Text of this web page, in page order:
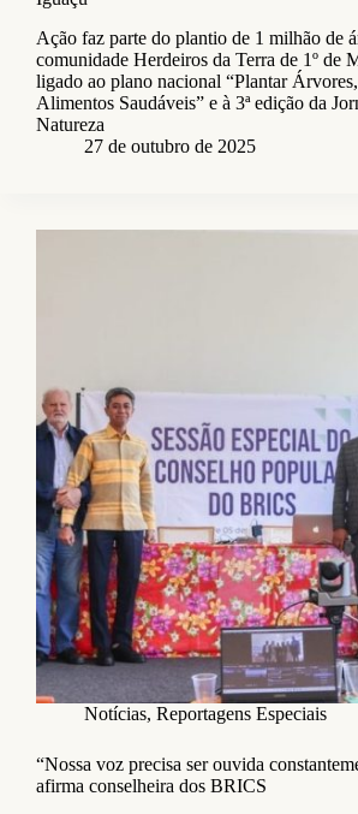
Ação faz parte do plantio de 1 milhão de
comunidade Herdeiros da Terra de 1º de
ligado ao plano nacional “Plantar
Alimentos Saudáveis” e à 3ª edição da
Natureza
27 de outubro de 2025
Notícias, Reportagens Especiais
“Nossa voz precisa ser ouvida
afirma conselheira dos BRICS